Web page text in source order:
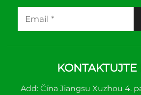
KONTAKTUJTE
Add: Čína Jiangsu Xuzhou 4.